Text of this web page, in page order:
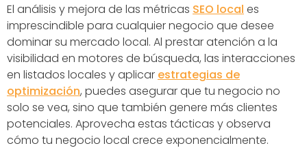
El análisis y mejora de las métricas SEO local es
imprescindible para cualquier negocio que desee
dominar su mercado local. Al prestar atención a la
visibilidad en motores de búsqueda, las interacciones
en listados locales y aplicar estrategias de
optimización, puedes asegurar que tu negocio no
solo se vea, sino que también genere más clientes
potenciales. Aprovecha estas tácticas y observa
cómo tu negocio local crece exponencialmente.